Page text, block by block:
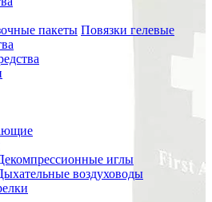
пакеты Повязки гелевые
иглы
воздуховоды